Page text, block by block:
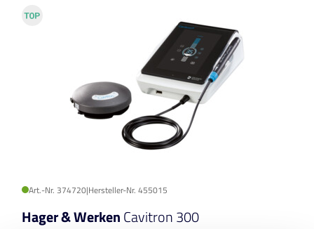
Art.-Nr. 374720|Hersteller-Nr. 455015
Hager & WerkenCavitron 300